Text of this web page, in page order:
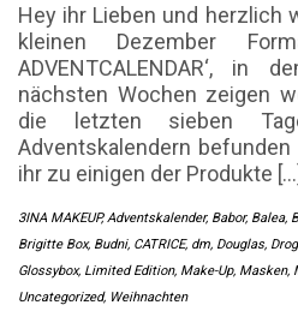
Hey ihr Lieben und herzlich
kleinen Dezember
ADVENTCALENDAR‘,
nächsten Wochen zeigen
die letzten sieben
Adventskalendern
ihr zu einigen der Produkte […]
3INA MAKEUP, Adventskalender, Babor, Balea,
Brigitte Box, Budni, CATRICE, dm, Douglas,
Glossybox, Limited Edition, Make-Up, Masken,
Uncategorized, Weihnachten